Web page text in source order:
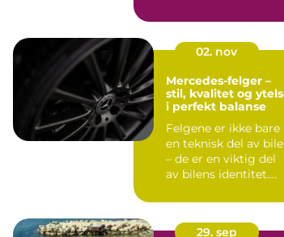
02. nov
Mercedes-felger –
stil, kvalitet og
i perfekt balanse
Felgene er ikke bare
en teknisk del av
– de er en viktig del
av bilens identitet.
29. sep